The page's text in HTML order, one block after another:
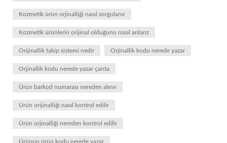
Kozmetik ürün orjinalliği nasıl sorgulanır
Kozmetik ürünlerin orijinal olduğunu nasıl anlarız
Orijinallik takip sistemi nedir Orjinallik kodu nerede yazar
Orjinallik kodu nerede yazar çanta
Ürün barkod numarası nereden alınır
Ürün orijinalliği nasıl kontrol edilir
Ürün orjinalliği nereden kontrol edilir
Ürünün ürün kodu nerede yazar